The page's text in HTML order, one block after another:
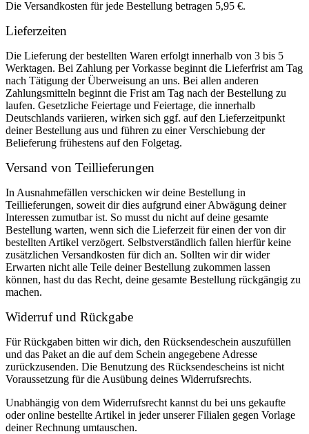
Die Versandkosten für jede Bestellung betragen 5,95 €.
Lieferzeiten
Die Lieferung der bestellten Waren erfolgt innerhalb von 3 bis 5
Werktagen. Bei Zahlung per Vorkasse beginnt die Lieferfrist am Tag
nach Tätigung der Überweisung an uns. Bei allen anderen
Zahlungsmitteln beginnt die Frist am Tag nach der Bestellung zu
laufen. Gesetzliche Feiertage und Feiertage, die innerhalb
Deutschlands variieren, wirken sich ggf. auf den Lieferzeitpunkt
deiner Bestellung aus und führen zu einer Verschiebung der
Belieferung frühestens auf den Folgetag.
Versand von Teillieferungen
In Ausnahmefällen verschicken wir deine Bestellung in
Teillieferungen, soweit dir dies aufgrund einer Abwägung deiner
Interessen zumutbar ist. So musst du nicht auf deine gesamte
Bestellung warten, wenn sich die Lieferzeit für einen der von dir
bestellten Artikel verzögert. Selbstverständlich fallen hierfür keine
zusätzlichen Versandkosten für dich an. Sollten wir dir wider
Erwarten nicht alle Teile deiner Bestellung zukommen lassen
können, hast du das Recht, deine gesamte Bestellung rückgängig zu
machen.
Widerruf und Rückgabe
Für Rückgaben bitten wir dich, den Rücksendeschein auszufüllen
und das Paket an die auf dem Schein angegebene Adresse
zurückzusenden. Die Benutzung des Rücksendescheins ist nicht
Voraussetzung für die Ausübung deines Widerrufsrechts.
Unabhängig von dem Widerrufsrecht kannst du bei uns gekaufte
oder online bestellte Artikel in jeder unserer Filialen gegen Vorlage
deiner Rechnung umtauschen.